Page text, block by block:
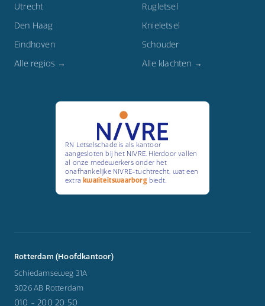
Utrecht
Den Haag
Eindhoven
Alle regios →
Rugletsel
Knieletsel
Schouder
Alle klachten →
RN Letselschade is als kantoor
aangesloten bij het NIVRE. Hierdoor vallen
al onze medewerkers onder het
onafhankelijke NIVRE-tuchtrecht, wat een
extrakwaliteitswaarborgbiedt.
Rotterdam (Hoofdkantoor)
Schiedamseweg 31A
3026 AB Rotterdam
010 - 200 20 50